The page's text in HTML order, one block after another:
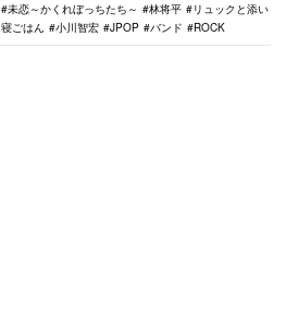
未恋～かくれぼっちたち～
林将平
リュックと添い
寝ごはん
小川智宏 JPOP バンド ROCK